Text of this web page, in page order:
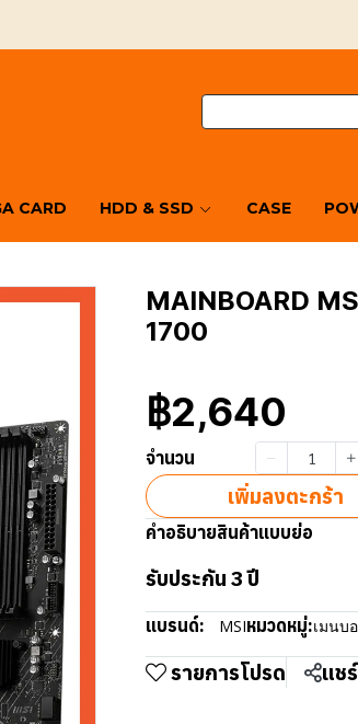
CARD HDD & SSD CASE
MAINBOARD
1700
฿2,640
จำนวน
เพิ่มลงตะกร้า
คำอธิบายสินค้าแบบย่อ
รับประกัน 3 ปี
แบรนด์: MSIหมวดหมู่:เมนบ
รายการโปรด แชร์